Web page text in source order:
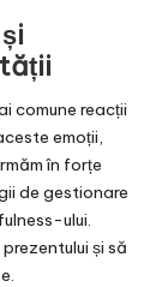
comune reacții
emoții,
în forțe
de gestionare
ului.
și să